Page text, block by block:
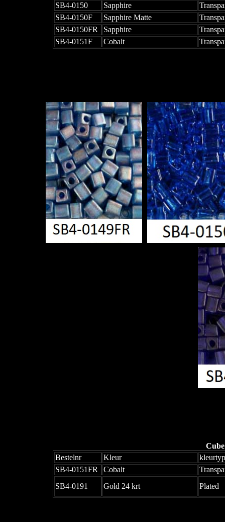
SB4-0150
Sapphire
SB4-0150F
Sapphire Matte
SB4-0150FR
Sapphire
SB4-0151F
Cobalt
Bestelnr
Kleur
SB4-0151FR
Cobalt
SB4-0191
Gold 24 krt Plated